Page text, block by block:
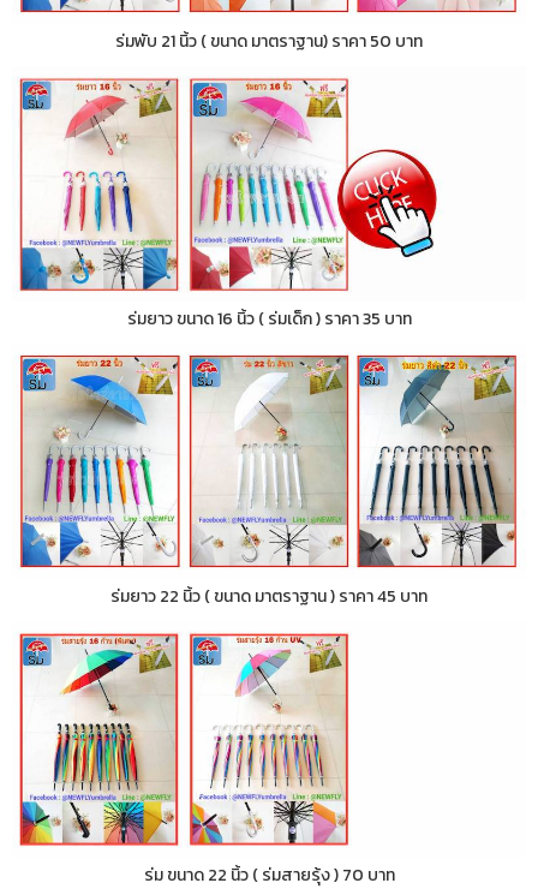
ร่มพับ 21 นิ้ว ( ขนาด มาตราฐาน) ราคา 50 บาท
ร่มยาว ขนาด 16 นิ้ว ( ร่มเด็ก ) ราคา 35 บาท
ร่มยาว 22 นิ้ว ( ขนาด มาตราฐาน ) ราคา 45 บาท
ร่ม ขนาด 22 นิ้ว ( ร่มสายรุ้ง ) 70 บาท